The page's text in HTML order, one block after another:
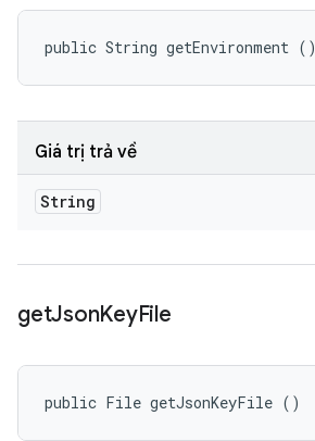
public String getEnvironment ()
Giá trị trả về
String
getJsonKeyFile
public File getJsonKeyFile ()